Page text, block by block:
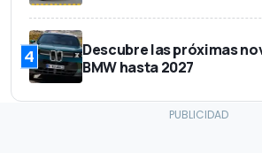
4
Descubre las próximas
BMW hasta 2027